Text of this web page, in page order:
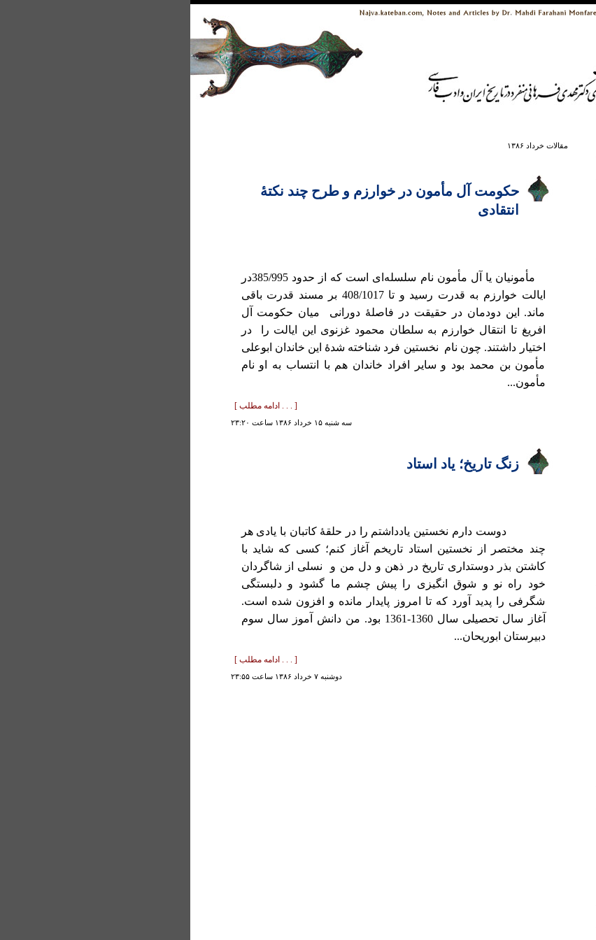
مقالات خرداد ۱۳۸۶
حکومت آل مأمون در خوارزم و طرح چند نکتۀ
انتقادی
مأمونیان یا آل مأمون نام سلسله‌ای است که از حدود 385/995در
ایالت خوارزم به قدرت رسید و تا 408/1017 بر مسند قدرت باقی
ماند. این دودمان در حقیقت در فاصلهٔ دورانی میان حکومت آل
افریغ تا انتقال خوارزم به سلطان محمود غزنوی این ایالت را در
اختیار داشتند. چون نام نخستین فرد شناخته شدۀ این خاندان ابوعلی
مأمون بن محمد بود و سایر افراد خاندان هم با انتساب به او نام
مأمون...
[ . . . ادامه مطلب ]
سه شنبه ۱۵ خرداد ۱۳۸۶ ساعت ۲۳:۲۰
زنگ تاریخ؛ یاد استاد
دوست دارم نخستین یادداشتم را در حلقهٔ کاتبان با یادی هر
چند مختصر از نخستین استاد تاریخم آغاز کنم؛ کسی که شاید با
کاشتن بذر دوستداری تاریخ در ذهن و دل من و نسلی از شاگردان
خود راه نو و شوق انگیزی را پیش چشم ما گشود و دلبستگی
شگرفی را پدید آورد که تا امروز پایدار مانده و افزون شده است.
آغاز سال تحصیلی سال 1360-1361 بود. من دانش آموز سال سوم
دبیرستان ابوریحان...
[ . . . ادامه مطلب ]
دوشنبه ۷ خرداد ۱۳۸۶ ساعت ۲۳:۵۵